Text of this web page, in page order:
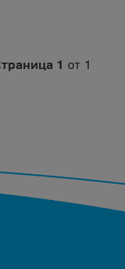
1 от 1